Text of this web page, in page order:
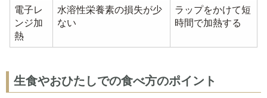
電子レ
ンジ加
熱
水溶性栄養素の損失が少
ない
ラップをかけて短
時間で加熱する
生食やおひたしでの食べ方のポイント